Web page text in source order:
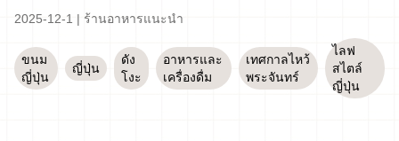
2025-12-1 | ร้านอาหารแนะนำ
ขนม
ญี่ปุ่น
ญี่ปุ่น
ดัง
โงะ
อาหารและ
เครื่องดื่ม
เทศกาลไหว้
พระจันทร์
ไลฟ
สไตล์
ญี่ปุ่น